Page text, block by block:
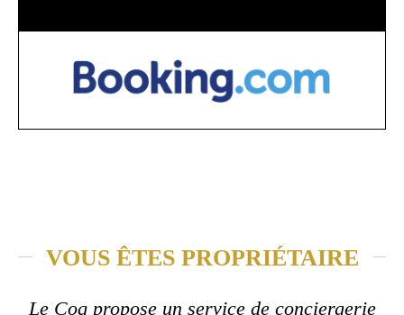
VOUS ÊTES PROPRIÉTAIRE
Le Coq propose un service de conciergerie